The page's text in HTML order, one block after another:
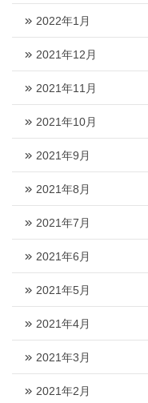
2022年1月
2021年12月
2021年11月
2021年10月
2021年9月
2021年8月
2021年7月
2021年6月
2021年5月
2021年4月
2021年3月
2021年2月